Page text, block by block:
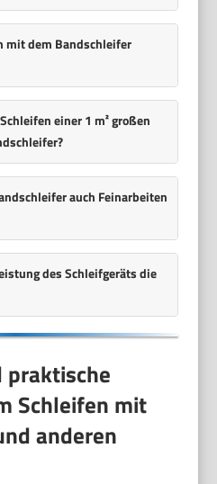
mit dem Bandschleifer
einer 1 m² großen
auch Feinarbeiten
des Schleifgeräts die
praktische
Schleifen mit
anderen